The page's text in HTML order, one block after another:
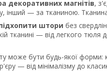
декоративних магнітів,
інший — за тканиною.
штори без
тканині — від легкого тюля
може бути будь-якої форми:
— від мінімалізму до